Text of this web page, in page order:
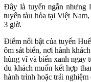
Đây là tuyến ngắn nhưng
tuyến tàu hỏa tại Việt
3 giờ.
Điểm nổi bật của tuyến
ôm sát biển, nơi hành
hùng vĩ và biển xanh ngay
du khách muốn kết hợp
hành trình hoặc trải